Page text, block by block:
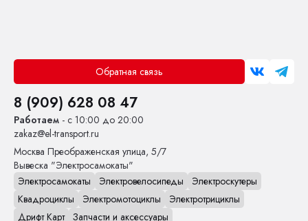
Обратная связь
8 (909) 628 08 47
Работаем - с 10:00 до 20:00
zakaz@el-transport.ru
Москва Преображенская улица, 5/7
Вывеска "Электросамокаты"
Электросамокаты
Электровелосипеды
Электроскутеры
Квадроциклы
Электромотоциклы
Электротрициклы
Дрифт Карт Запчасти и аксессуары